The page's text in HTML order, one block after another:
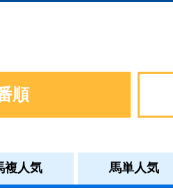
順
複人気 馬単人気